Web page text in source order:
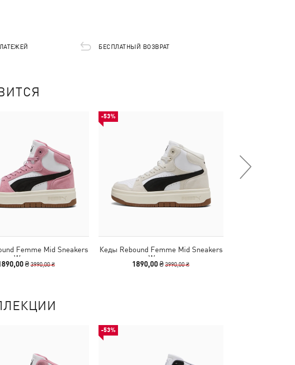
БЕСПЛАТНЫЙ ВОЗВРАТ
Femme Mid Sneakers
Women
₴3990,00 ₴
-53%
Кеды Rebound Femme Mid Sneakers
Women
1890,00 ₴3990,00 ₴
-53%